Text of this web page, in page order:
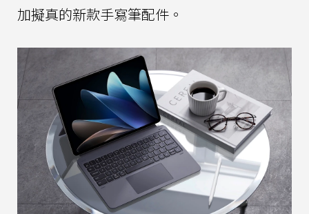
加擬真的新款手寫筆配件。